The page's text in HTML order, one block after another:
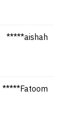
aishah*****
Fatoom*****